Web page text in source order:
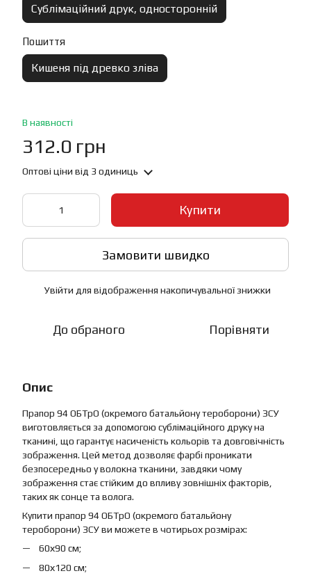
Сублімаційний друк, односторонній
Пошиття
Кишеня під древко зліва
В наявності
312.0 грн
Оптові ціни від 3 одиниць
Купити
Замовити швидко
Увійти для відображення накопичувальної знижки
До обраного Порівняти
Опис
Прапор 94 ОБТрО (окремого батальйону тероборони) ЗСУ
виготовляється за допомогою сублімаційного друку на
тканині, що гарантує насиченість кольорів та довговічність
зображення. Цей метод дозволяє фарбі проникати
безпосередньо у волокна тканини, завдяки чому
зображення стає стійким до впливу зовнішніх факторів,
таких як сонце та волога.
Купити прапор 94 ОБТрО (окремого батальйону
тероборони) ЗСУ ви можете в чотирьох розмірах:
60х90 см;
80х120 см;